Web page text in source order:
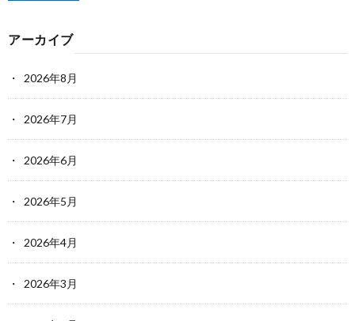
アーカイブ
2026年8月
2026年7月
2026年6月
2026年5月
2026年4月
2026年3月